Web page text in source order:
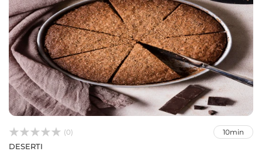


 (0) 10min
DESERTI